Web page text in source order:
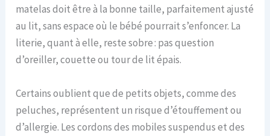
matelas doit être à la bonne taille, parfaitement ajusté
au lit, sans espace où le bébé pourrait s’enfoncer. La
literie, quant à elle, reste sobre : pas question
d’oreiller, couette ou tour de lit épais.
Certains oublient que de petits objets, comme des
peluches, représentent un risque d’étouffement ou
d’allergie. Les cordons des mobiles suspendus et des